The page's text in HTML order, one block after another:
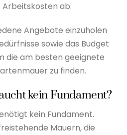
ab.
Angebote einzuholen
sowie das Budget
die am besten geeignete
zu finden.
kein Fundament?
kein Fundament.
Mauern, die